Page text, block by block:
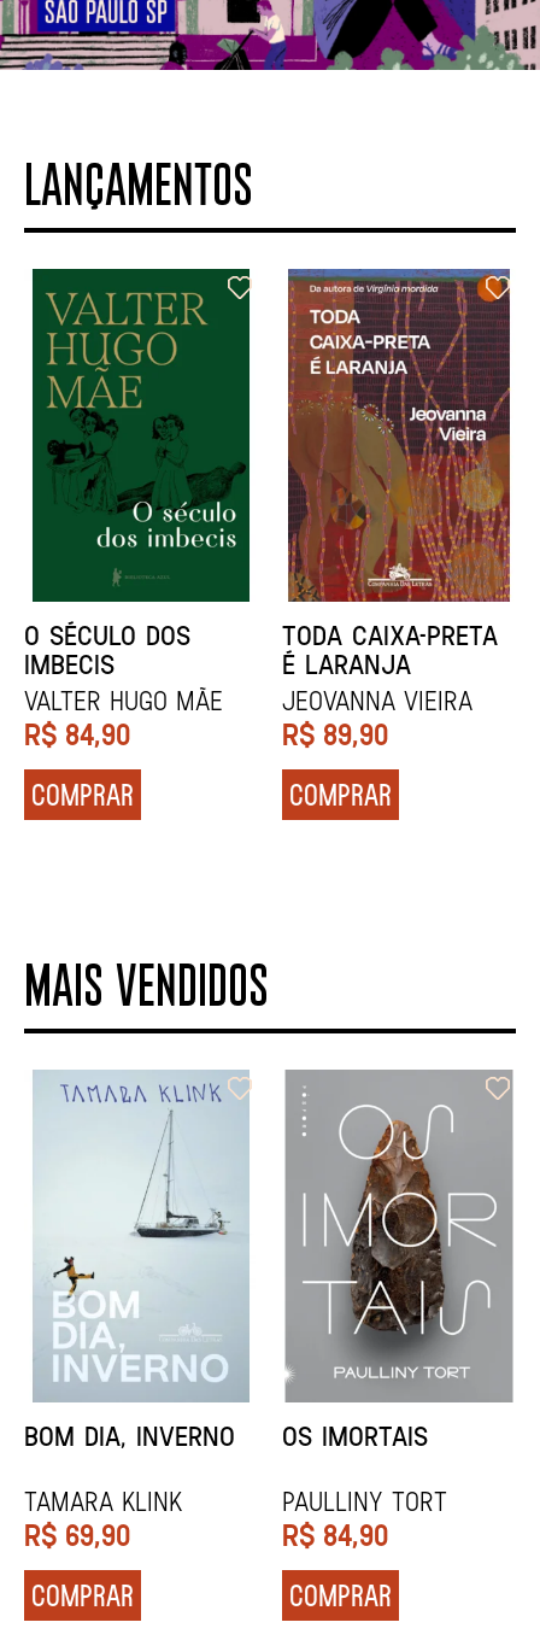
LANÇAMENTOS
NÓDOA
Calila da Mercê
R$ 79,90
COMPRAR
NARRAR HISTÓRIAS
John Berger
R$ 84,90
COMPRAR
MAIS VENDIDOS
ORIXÁS
REGINALDO PRANDI
R$ 79,90
COMPRAR
ORAÇÃO PARA
Socorro Acioli
R$ 74,90
COMPRAR